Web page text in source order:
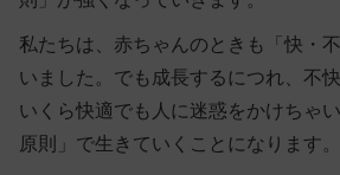
私たちは、赤ちゃんのときも「快・
いました。でも成長するにつれ、不
いくら快適でも人に迷惑をかけちゃ
原則」で生きていくことになります。